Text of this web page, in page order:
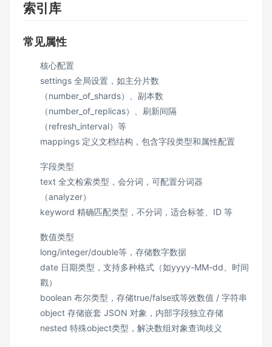
索引库
常见属性
核心配置
settings 全局设置，如主分片数
（number_of_shards）、副本数
（number_of_replicas）、刷新间隔
（refresh_interval）等
mappings 定义文档结构，包含字段类型和属性配置
字段类型
text 全文检索类型，会分词，可配置分词器
（analyzer）
keyword 精确匹配类型，不分词，适合标签、ID 等
数值类型
long/integer/double等，存储数字数据
date 日期类型，支持多种格式（如yyyy-MM-dd、时间
戳）
boolean 布尔类型，存储true/false或等效数值 / 字符串
object 存储嵌套 JSON 对象，内部字段独立存储
nested 特殊object类型，解决数组对象查询歧义